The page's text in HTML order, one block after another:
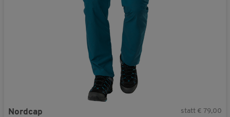
Nordcap statt € 79,00